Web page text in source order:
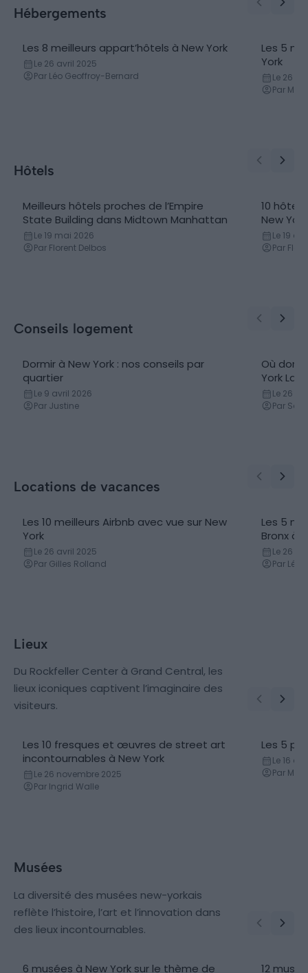
Hébergements
Appart hôtel
Les 8 meilleurs appart’hôtels à New York
Le 26 avril 2025
Par Léo Geoffroy-Bernard
Les 5
York
Le 26
Par
Hôtels
Meilleurs hôtels proches de l’Empire
State Building dans Midtown Manhattan
Le 19 mai 2026
Par Florent Delbos
10
New York
Le 19
Par
Conseils logement
Dormir à New York : nos conseils par
quartier
Le 9 avril 2026
Par Justine
Où
York
Le 26
Par
Locations de vacances
Les 10 meilleurs Airbnb avec vue sur New
York
Le 26 avril 2025
Par Gilles Rolland
Les 5
Bronx à
Le 26
Par Léa
Lieux
Du Rockfeller Center à Grand Central, les
lieux iconiques captivent l’imaginaire des
visiteurs.
Les 10 fresques et œuvres de street art
incontournables à New York
Le 26 novembre 2025
Par Ingrid Walle
Plage
Les 5
Le 16
Par
Musées
La diversité des musées new-yorkais
reflète l’histoire, l’art et l’innovation dans
des lieux incontournables.
6 musées à New York sur le thème de
12